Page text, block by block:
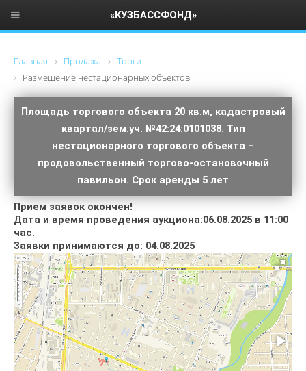
Главная Продажа
Торги
Размещение нестационарных объектов
Площадь торгового объекта 20 кв.м, кадастровый
квартал/зем.уч. №42:24:0101038. Тип
нестационарного торгового объекта –
продовольственный торгово-остановочный
павильон. Срок аренды 5 лет
Прием заявок окончен!
Дата и время проведения аукциона:06.08.2025 в 11:00
час.
Заявки принимаются до: 04.08.2025
«КУЗБАССФОНД»